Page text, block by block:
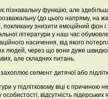
пізнавальну функцію, але
(до цього напряму, на
покликану знизити емоційний фон
літератури у наш час
насичення, від якого
людей, через що вони дуже
але складних питань.
сегмент дитячої або
у підлітковому віці є причиною
відсутність лідерських